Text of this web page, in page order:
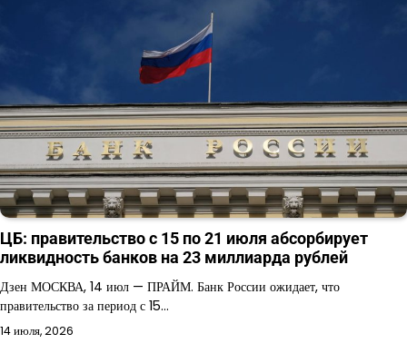
ЦБ: правительство с 15 по 21 июля абсорбирует
ликвидность банков на 23 миллиарда рублей
Дзен МОСКВА, 14 июл — ПРАЙМ. Банк России ожидает, что
правительство за период с 15…
14 июля, 2026